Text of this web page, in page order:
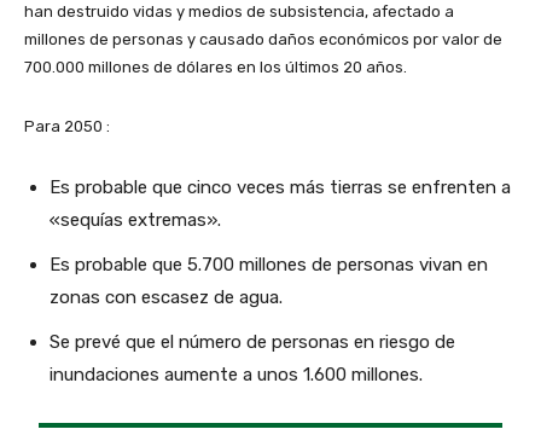
han destruido vidas y medios de subsistencia, afectado a
millones de personas y causado daños económicos por valor de
700.000 millones de dólares en los últimos 20 años.
Para 2050 :
Es probable que cinco veces más tierras se enfrenten a
«sequías extremas».
Es probable que 5.700 millones de personas vivan en
zonas con escasez de agua.
Se prevé que el número de personas en riesgo de
inundaciones aumente a unos 1.600 millones.